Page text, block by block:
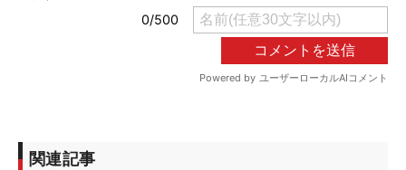
関連記事